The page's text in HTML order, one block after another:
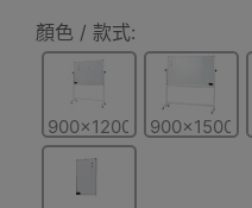
顏色 / 款式:
900x1200mm
- 白框